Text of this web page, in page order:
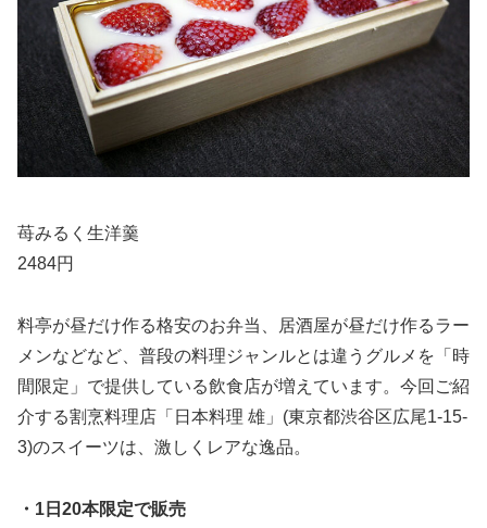
苺みるく生洋羹
2484円
料亭が昼だけ作る格安のお弁当、居酒屋が昼だけ作るラー
メンなどなど、普段の料理ジャンルとは違うグルメを「時
間限定」で提供している飲食店が増えています。今回ご紹
介する割烹料理店「日本料理 雄」(東京都渋谷区広尾1-15-
3)のスイーツは、激しくレアな逸品。
・1日20本限定で販売